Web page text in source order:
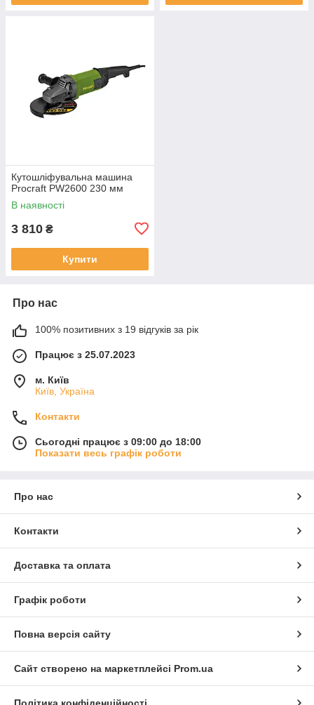
Кутошліфувальна машина
Procraft PW2600 230 мм
В наявності
3 810 ₴
Купити
Про нас
100% позитивних з 19 відгуків за рік
Працює з 25.07.2023
м. Київ
Київ, Україна
Контакти
Сьогодні працює з 09:00 до 18:00
Показати весь графік роботи
Про нас
Контакти
Доставка та оплата
Графік роботи
Повна версія сайту
Сайт створено на маркетплейсі Prom.ua